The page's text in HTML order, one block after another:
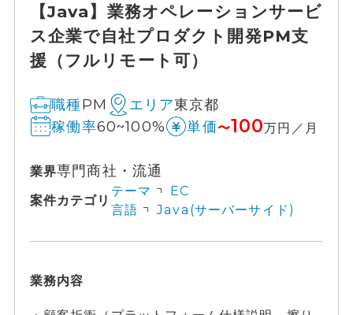
【Java】業務オペレーションサービ
ス企業で自社プロダクト開発PM支
援（フルリモート可）
職種PM エリア東京都
稼働率60~100% 単価〜100万円／月
業界専門商社・流通
案件カテゴリ
テーマ
EC
言語
Java(サーバーサイド)
業務内容